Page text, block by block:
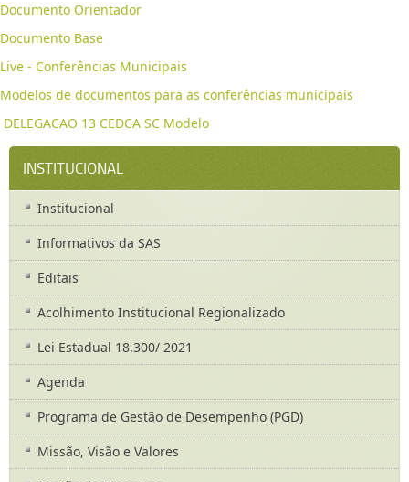
Documento Orientador
Documento Base
Live - Conferências Municipais
Modelos de documentos para as conferências municipais
DELEGACAO 13 CEDCA SC Modelo
INSTITUCIONAL
Institucional
Informativos da SAS
Editais
Acolhimento Institucional Regionalizado
Lei Estadual 18.300/ 2021
Agenda
Programa de Gestão de Desempenho (PGD)
Missão, Visão e Valores